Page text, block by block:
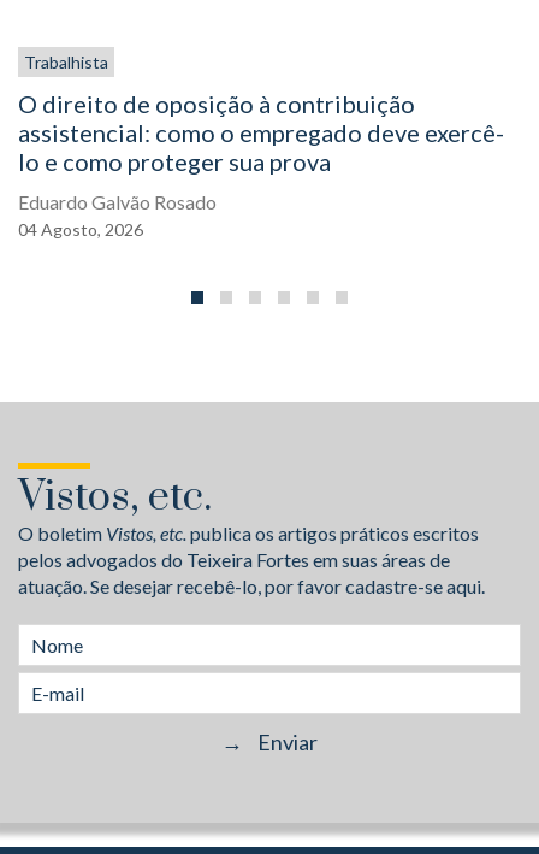
Trabalhista
O direito de oposição à contribuição
assistencial: como o empregado deve exercê-
lo e como proteger sua prova
Eduardo Galvão Rosado
04Agosto, 2026
Vistos, etc.
O boletim Vistos, etc.publica os artigos práticos escritos
pelos advogados do Teixeira Fortes em suas áreas de
atuação. Se desejar recebê-lo, por favor cadastre-se aqui.